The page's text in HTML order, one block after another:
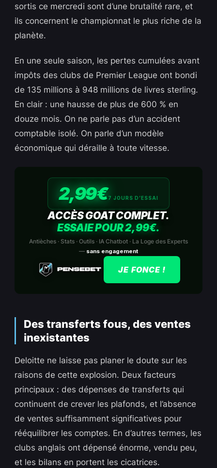
sortis ce mercredi sont d’une brutalité rare, et
ils concernent le championnat le plus riche de la
planète.
En une seule saison, les pertes cumulées avant
impôts des clubs de Premier League ont bondi
de 135 millions à 948 millions de livres sterling.
En clair : une hausse de plus de 600 % en
douze mois. On ne parle pas d’un accident
comptable isolé. On parle d’un modèle
économique qui déraille à toute vitesse.
2,99€7 JOURS D’ESSAI
ACCÈS GOAT COMPLET.
ESSAIE POUR 2,99€.
Antièches · Stats · Outils · IA Chatbot · La Loge des Experts
— sans engagement
JE FONCE !
Des transferts fous, des ventes
inexistantes
Deloitte ne laisse pas planer le doute sur les
raisons de cette explosion. Deux facteurs
principaux : des dépenses de transferts qui
continuent de crever les plafonds, et l’absence
de ventes suffisamment significatives pour
rééquilibrer les comptes. En d’autres termes, les
clubs anglais ont dépensé énorme, vendu peu,
et les bilans en portent les cicatrices.